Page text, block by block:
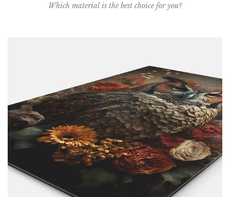
Which material is the best choice for you?